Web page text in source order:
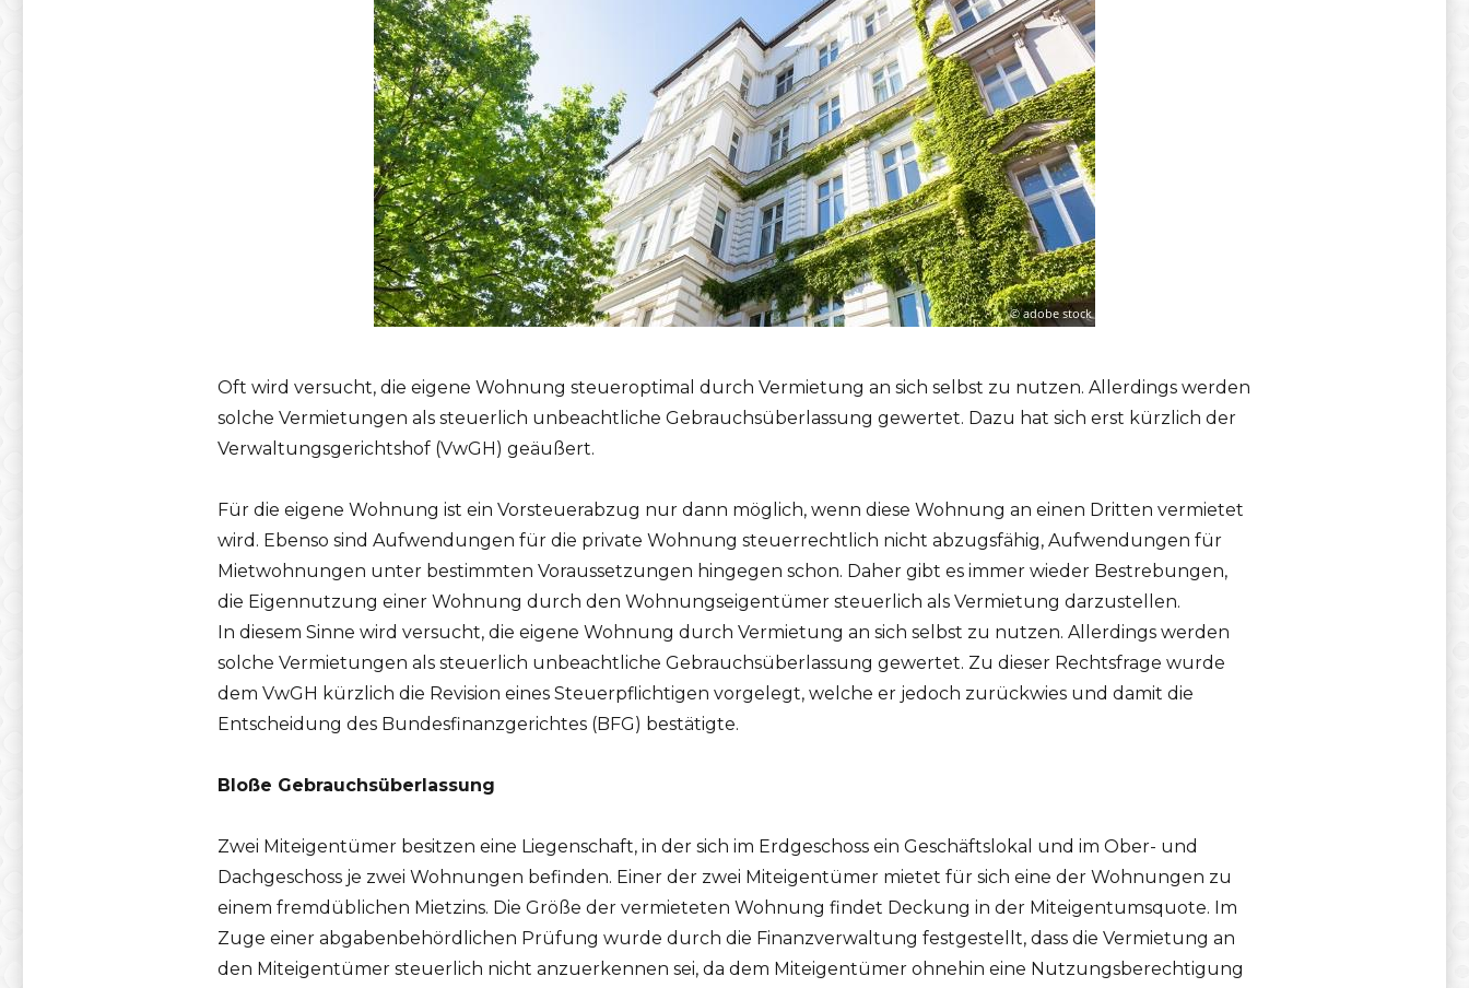
Oft wird versucht, die eigene Wohnung steueroptimal durch Vermietung an sich selbst zu nutzen. Allerdings werden
solche Vermietungen als steuerlich unbeachtliche Gebrauchsüberlassung gewertet. Dazu hat sich erst kürzlich der
Verwaltungsgerichtshof (VwGH) geäußert.
Für die eigene Wohnung ist ein Vorsteuerabzug nur dann möglich, wenn diese Wohnung an einen Dritten vermietet
wird. Ebenso sind Aufwendungen für die private Wohnung steuerrechtlich nicht abzugsfähig, Aufwendungen für
Mietwohnungen unter bestimmten Voraussetzungen hingegen schon. Daher gibt es immer wieder Bestrebungen,
die Eigennutzung einer Wohnung durch den Wohnungseigentümer steuerlich als Vermietung darzustellen.
In diesem Sinne wird versucht, die eigene Wohnung durch Vermietung an sich selbst zu nutzen. Allerdings werden
solche Vermietungen als steuerlich unbeachtliche Gebrauchsüberlassung gewertet. Zu dieser Rechtsfrage wurde
dem VwGH kürzlich die Revision eines Steuerpflichtigen vorgelegt, welche er jedoch zurückwies und damit die
Entscheidung des Bundesfinanzgerichtes (BFG) bestätigte.
Bloße Gebrauchsüberlassung
Zwei Miteigentümer besitzen eine Liegenschaft, in der sich im Erdgeschoss ein Geschäftslokal und im Ober- und
Dachgeschoss je zwei Wohnungen befinden. Einer der zwei Miteigentümer mietet für sich eine der Wohnungen zu
einem fremdüblichen Mietzins. Die Größe der vermieteten Wohnung findet Deckung in der Miteigentumsquote. Im
Zuge einer abgabenbehördlichen Prüfung wurde durch die Finanzverwaltung festgestellt, dass die Vermietung an
den Miteigentümer steuerlich nicht anzuerkennen sei, da dem Miteigentümer ohnehin eine Nutzungsberechtigung